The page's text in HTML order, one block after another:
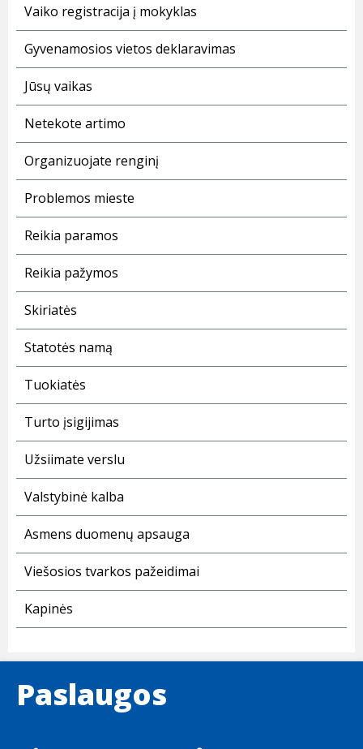
Vaiko registracija į mokyklas
Gyvenamosios vietos deklaravimas
Jūsų vaikas
Netekote artimo
Organizuojate renginį
Problemos mieste
Reikia paramos
Reikia pažymos
Skiriatės
Statotės namą
Tuokiatės
Turto įsigijimas
Užsiimate verslu
Valstybinė kalba
Asmens duomenų apsauga
Viešosios tvarkos pažeidimai
Kapinės
Paslaugos